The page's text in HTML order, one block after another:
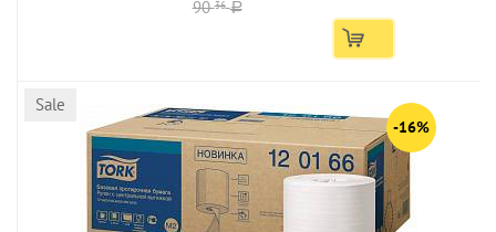
9036 a
Sale
-16%